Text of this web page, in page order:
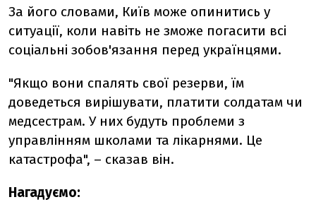
За його словами, Київ може опинитись у
ситуації, коли навіть не зможе погасити всі
соціальні зобов'язання перед українцями.
"Якщо вони спалять свої резерви, їм
доведеться вирішувати, платити солдатам чи
медсестрам. У них будуть проблеми з
управлінням школами та лікарнями. Це
катастрофа", – сказав він.
Нагадуємо: